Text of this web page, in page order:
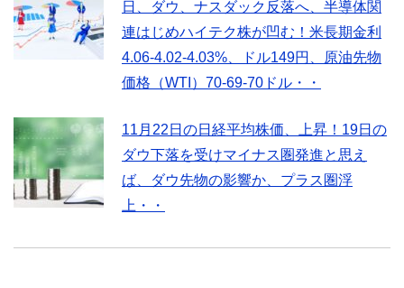
日、ダウ、ナスダック反落へ、半導体関
連はじめハイテク株が凹む！米長期金利
4.06-4.02-4.03%、ドル149円、原油先物
価格（WTI）70-69-70ドル・・
11月22日の日経平均株価、上昇！19日の
ダウ下落を受けマイナス圏発進と思え
ば、ダウ先物の影響か、プラス圏浮
上・・